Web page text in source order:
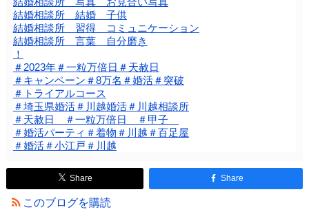
結婚相談所 結婚 子供
結婚相談所 習得 コミュニケーション
結婚相談所 言葉 自分磨き
！
＃2023年＃一粒万倍日＃天赦日
＃キャンペーン＃8万名＃婚活＃突破
＃トライアルコース
＃埼玉県婚活＃川越婚活＃川越相談所
＃天赦日 ＃一粒万倍日 ＃甲子
＃婚活パーティ＃着物＃川越＃百足屋
＃婚活＃小江戸＃川越
Share Share
このブログを購読